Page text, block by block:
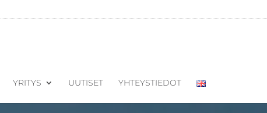
YRITYS UUTISET YHTEYSTIEDOT